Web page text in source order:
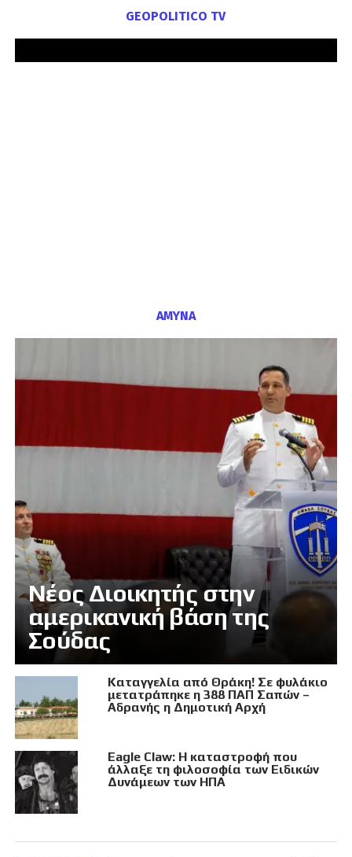
GEOPOLITICO TV
ΑΜΥΝΑ
Νέος Διοικητής στην
αμερικανική βάση της
Σούδας
Καταγγελία από Θράκη! Σε φυλάκιο
μετατράπηκε η 388 ΠΑΠ Σαπών –
Αδρανής η Δημοτική Αρχή
Eagle Claw: Η καταστροφή που
άλλαξε τη φιλοσοφία των Ειδικών
Δυνάμεων των ΗΠΑ